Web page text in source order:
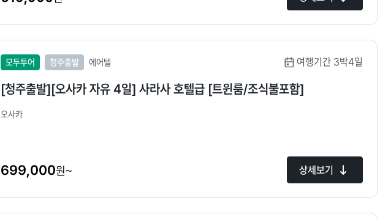
모두투어 청주출발 에어텔 여행기간 3박4일
[청주출발][오사카 자유 4일] 사라사 호텔급 [트윈룸/조식불포함]
오사카
699,000원~ 상세보기